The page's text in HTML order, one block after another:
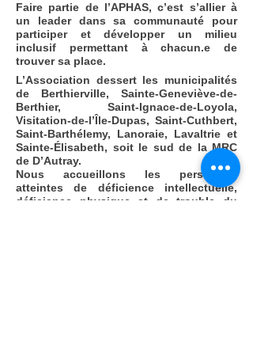
Faire partie de l’APHAS, c’est s’allier à
un leader dans sa communauté pour
participer et développer un milieu
inclusif permettant à chacun.e de
trouver sa place.
L’Association dessert les municipalités
de Berthierville, Sainte-Geneviève-de-
Berthier, Saint-Ignace-de-Loyola,
Visitation-de-l’Île-Dupas, Saint-Cuthbert,
Saint-Barthélemy, Lanoraie, Lavaltrie et
Sainte-Élisabeth, soit le sud de la MRC
de D’Autray.
Nous accueillons les personnes
atteintes de déficience intellectuelle,
déficience physique et de trouble du